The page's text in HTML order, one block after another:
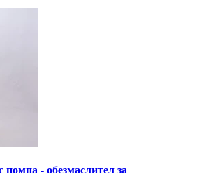
- обезмаслител за